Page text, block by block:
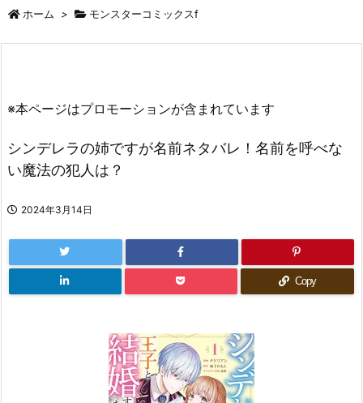
ホーム > モンスターコミックスf
※本ページはプロモーションが含まれています
シンデレラの姉ですが名前ネタバレ！名前を呼べな
い魔法の犯人は？
2024年3月14日
Copy